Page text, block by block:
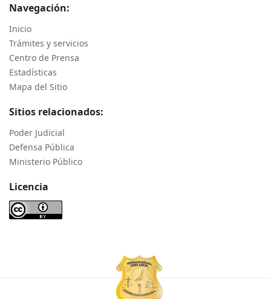
Navegación:
Inicio
Trámites y servicios
Centro de Prensa
Estadísticas
Mapa del Sitio
Sitios relacionados:
Poder Judicial
Defensa Pública
Ministerio Público
Licencia